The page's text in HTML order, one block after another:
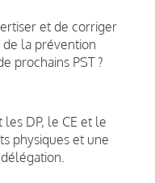
et de corriger
de la prévention
prochains PST ?
DP, le CE et le
physiques et une